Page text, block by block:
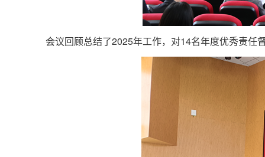
会议回顾总结了2025年工作，对14名年度优秀责任